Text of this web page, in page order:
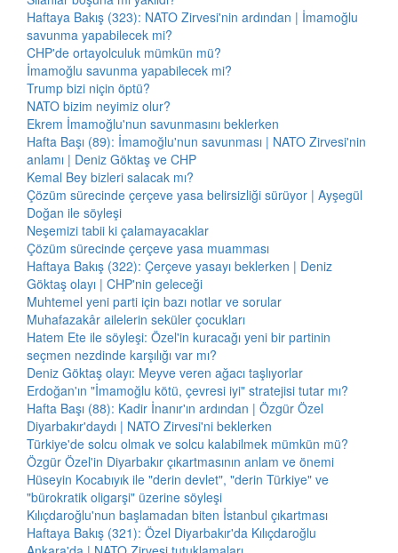
Haftaya Bakış (323): NATO Zirvesi'nin ardından | İmamoğlu
savunma yapabilecek mi?
CHP'de ortayolculuk mümkün mü?
İmamoğlu savunma yapabilecek mi?
Trump bizi niçin öptü?
NATO bizim neyimiz olur?
Ekrem İmamoğlu'nun savunmasını beklerken
Hafta Başı (89): İmamoğlu'nun savunması | NATO Zirvesi'nin
anlamı | Deniz Göktaş ve CHP
Kemal Bey bizleri salacak mı?
Çözüm sürecinde çerçeve yasa belirsizliği sürüyor | Ayşegül
Doğan ile söyleşi
Neşemizi tabii ki çalamayacaklar
Çözüm sürecinde çerçeve yasa muamması
Haftaya Bakış (322): Çerçeve yasayı beklerken | Deniz
Göktaş olayı | CHP'nin geleceği
Muhtemel yeni parti için bazı notlar ve sorular
Muhafazakâr ailelerin seküler çocukları
Hatem Ete ile söyleşi: Özel'in kuracağı yeni bir partinin
seçmen nezdinde karşılığı var mı?
Deniz Göktaş olayı: Meyve veren ağacı taşlıyorlar
Erdoğan'ın "İmamoğlu kötü, çevresi iyi" stratejisi tutar mı?
Hafta Başı (88): Kadir İnanır'ın ardından | Özgür Özel
Diyarbakır'daydı | NATO Zirvesi'ni beklerken
Türkiye'de solcu olmak ve solcu kalabilmek mümkün mü?
Özgür Özel'in Diyarbakır çıkartmasının anlam ve önemi
Hüseyin Kocabıyık ile "derin devlet", "derin Türkiye" ve
"bürokratik oligarşi" üzerine söyleşi
Kılıçdaroğlu'nun başlamadan biten İstanbul çıkartması
Haftaya Bakış (321): Özel Diyarbakır'da Kılıçdaroğlu